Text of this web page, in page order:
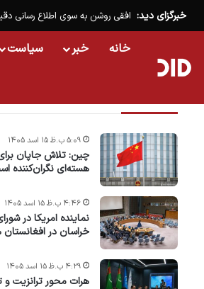
خبرگزای دید: افقی روشن به سوی اطلاع رسانی
خانه خبر سیاست
چین: تلاش جاپان
هسته‌ای نگران‌کننده
۵:۰۹ ب.ظ ۱۵ اسد ۱۴۰۵
نماینده امریکا در
خراسان در
۴:۴۶ ب.ظ ۱۵ اسد ۱۴۰۵
هرات محور ترانزیت و
۴:۲۹ ب.ظ ۱۵ اسد ۱۴۰۵